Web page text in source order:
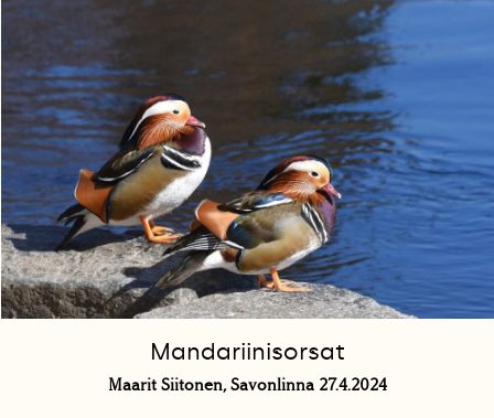
Mandariinisorsat
Maarit Siitonen, Savonlinna 27.4.2024